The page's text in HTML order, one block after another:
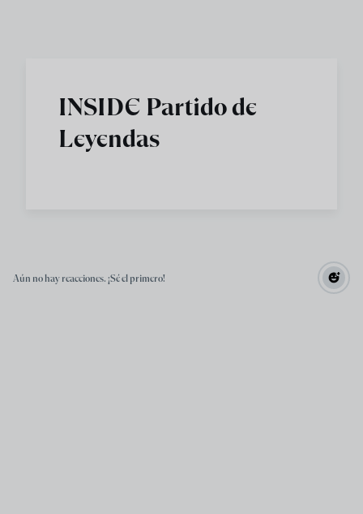
INSIDE Partido de
Leyendas
Aún no hay reacciones. ¡Sé el primero!